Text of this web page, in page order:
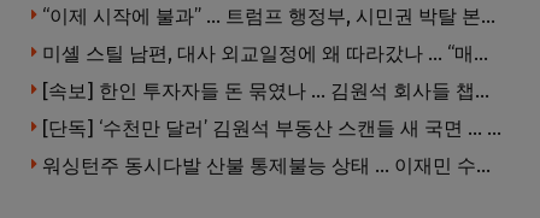
“이제 시작에 불과” … 트럼프 행정부, 시민권 박탈 본격화
미셸 스틸 남편, 대사 외교일정에 왜 따라갔나 … “매우 이례적”
[속보] 한인 투자자들 돈 묶였나 … 김원석 회사들 챕터7 강제파산·자진파산 잇따라 신청
[단독] ‘수천만 달러’ 김원석 부동산 스캔들 새 국면 … 한인 투자자들 소송 잇따라 ‘디폴트’ 절차
워싱턴주 동시다발 산불 통제불능 상태 … 이재민 수십만명